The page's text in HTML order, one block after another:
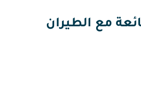
مع الطيران